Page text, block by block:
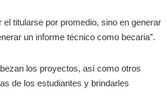
titularse por promedio, sino en generar
un informe técnico como becaria”.
los proyectos, así como otros
de los estudiantes y brindarles